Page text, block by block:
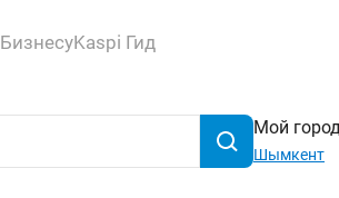
БизнесуKaspi Гид
Мой
Шымкент